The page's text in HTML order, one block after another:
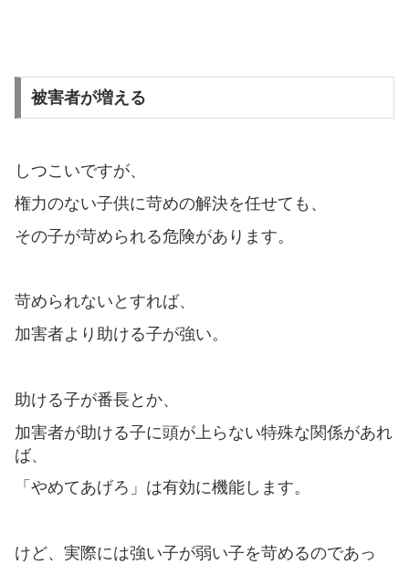
被害者が増える
しつこいですが、
権力のない子供に苛めの解決を任せても、
その子が苛められる危険があります。
苛められないとすれば、
加害者より助ける子が強い。
助ける子が番長とか、
加害者が助ける子に頭が上らない特殊な関係があれ
ば、
「やめてあげろ」は有効に機能します。
けど、実際には強い子が弱い子を苛めるのであっ